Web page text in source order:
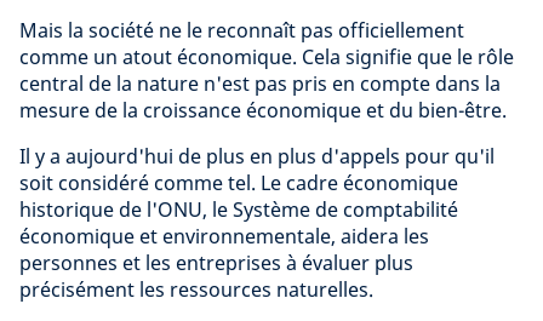
Mais la société ne le reconnaît pas officiellement
comme un atout économique. Cela signifie que le rôle
central de la nature n'est pas pris en compte dans la
mesure de la croissance économique et du bien-être.
Il y a aujourd'hui de plus en plus d'appels pour qu'il
soit considéré comme tel. Le cadre économique
historique de l'ONU, le Système de comptabilité
économique et environnementale, aidera les
personnes et les entreprises à évaluer plus
précisément les ressources naturelles.